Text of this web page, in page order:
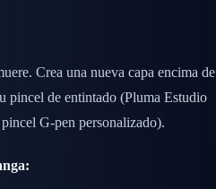
Crea una nueva capa encima de
pincel de entintado (Pluma Estudio
G-pen personalizado).